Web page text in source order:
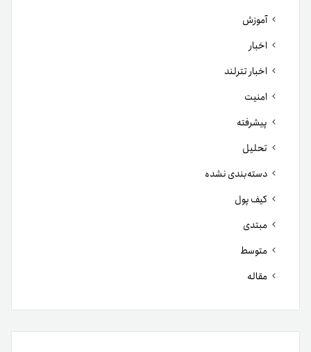
آموزش
اخبار
اخبار تترلند
امنیت
پیشرفته
تحلیل
دسته‌بندی نشده
کیف پول
مبتدی
متوسط
مقاله